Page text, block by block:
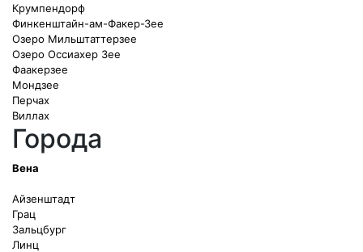
Крумпендорф
Финкенштайн-ам-Факер-Зее
Озеро Мильштаттерзее
Озеро Оссиахер Зее
Фаакерзее
Мондзее
Перчах
Виллах
Города
Вена
Айзенштадт
Грац
Зальцбург
Линц